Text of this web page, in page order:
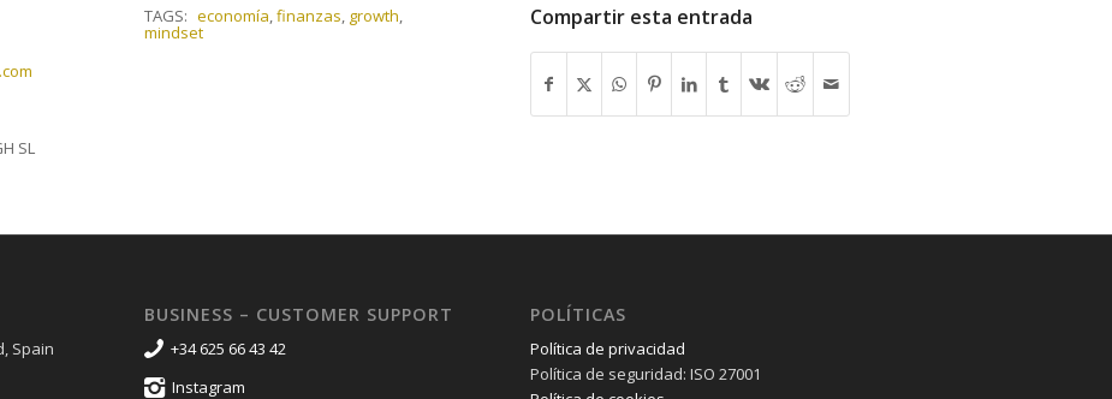
SL
TAGS: economía,finanzas, growth,
mindset
Compartir esta entrada
Spain
BUSINESS – CUSTOMER SUPPORT
+34 625 66 43 42
Instagram
POLÍTICAS
Política de privacidad
Política de seguridad: ISO 27001